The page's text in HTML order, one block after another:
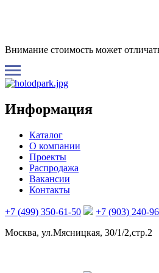
Внимание стоимость может
Информация
Каталог
О компании
Проекты
Распродажа
Вакансии
Контакты
+7 (499) 350-61-50 +7 (903) 240-
Москва, ул.Мясницкая, 30/1/2,стр.2